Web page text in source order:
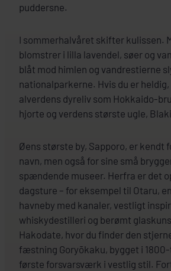
puddersne.
I sommerhalvåret skifter kulissen.
blomstrer i lilla lavendel, søer og
blåt mod himlen og vandrestierne
nationalparkerne. Hvis du er
alverdens dyreliv som Hokkaido-
hjorte og verdens største ugle,
Øens største by, Sapporo, er kendt
navn, men også for sine små
spændende museer. Herfra er det
dagsture – for eksempel til Otaru,
havneby med kanaler, vestligt
whiskydestilleri og berømt
Hakodate, hvor du finder den
fæstning Goryōkaku, bygget i
første forsvarsværk i vestlig stil.